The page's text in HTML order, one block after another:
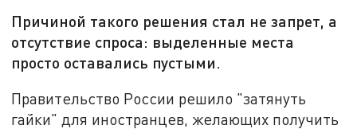
Причиной такого решения стал не запрет, а
отсутствие спроса: выделенные места
просто оставались пустыми.
Правительство России решило "затянуть
гайки" для иностранцев, желающих получить